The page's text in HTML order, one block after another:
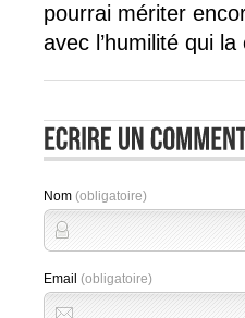
pourrai mériter
avec l’humilité qui
Nom (obligatoire)
Email (obligatoire)